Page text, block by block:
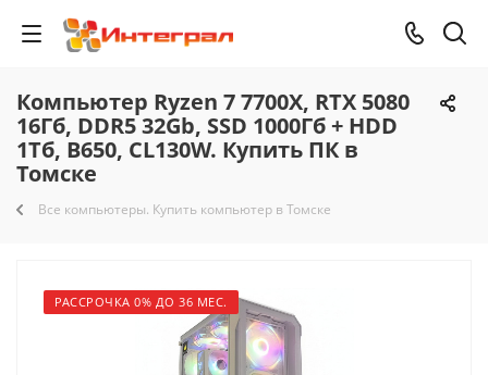
Компьютер Ryzen 7 7700X, RTX 5080
16Гб, DDR5 32Gb, SSD 1000Гб + HDD
1Тб, B650, CL130W. Купить ПК в
Томске
Все компьютеры. Купить компьютер в Томске
РАССРОЧКА 0% ДО 36 МЕС.